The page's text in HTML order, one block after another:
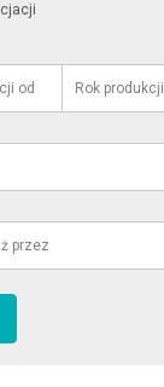
od Rok produkcji
przez